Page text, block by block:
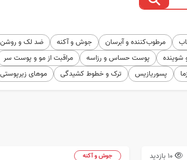
مرطوب‌کننده و آبرسان جوش و آکنه ضد لک و
شوینده پوست حساس و رزاسه مراقبت از مو و پوست سر
پسوریازیس ترک و خطوط کشیدگی موهای زیرپوستی
جوش و آکنه